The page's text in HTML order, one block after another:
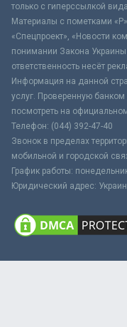
только с гиперссылкой
Материалы с пометками
«Спецпроект», «Новости
понимании Закона
ответственность несёт
Информация на данной
услуг. Проверенную
посмотреть на
Телефон: (044) 392-47-40
Звонок в пределах
мобильной и городской
График работы:
Юридический адрес: